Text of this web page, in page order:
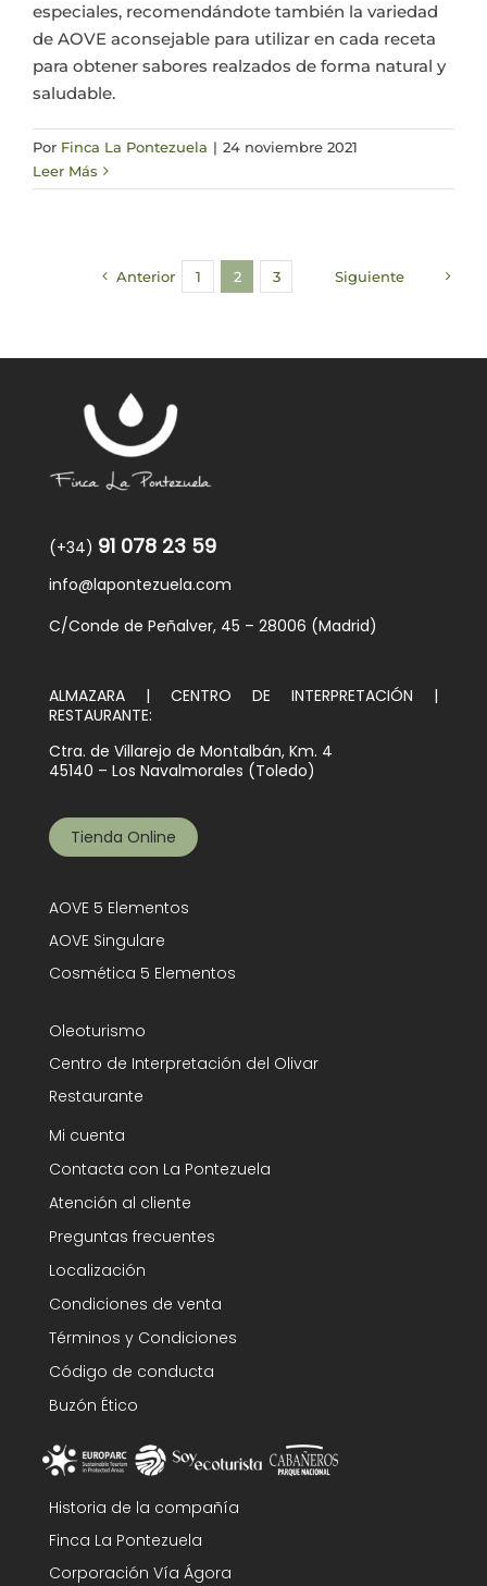
especiales, recomendándote también la variedad
de AOVE aconsejable para utilizar en cada receta
para obtener sabores realzados de forma natural y
saludable.
Por Finca La Pontezuela | 24 noviembre 2021
Leer Más
Anterior 1 2 3 Siguiente
(+34) 91 078 23 59
info@lapontezuela.com
C/Conde de Peñalver, 45 – 28006 (Madrid)
ALMAZARA | CENTRO DE INTERPRETACIÓN |
RESTAURANTE:
Ctra. de Villarejo de Montalbán, Km. 4
45140 – Los Navalmorales (Toledo)
Tienda Online
AOVE 5 Elementos
AOVE Singulare
Cosmética 5 Elementos
Oleoturismo
Centro de Interpretación del Olivar
Restaurante
Mi cuenta
Contacta con La Pontezuela
Atención al cliente
Preguntas frecuentes
Localización
Condiciones de venta
Términos y Condiciones
Código de conducta
Buzón Ético
Historia de la compañía
Finca La Pontezuela
Corporación Vía Ágora